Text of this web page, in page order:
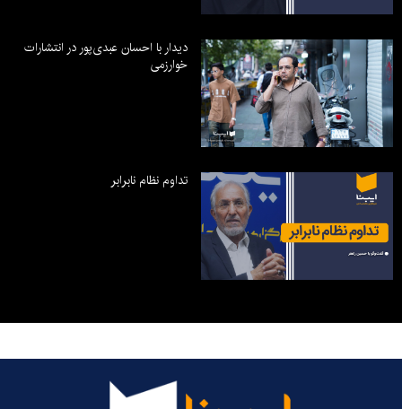
دیدار با احسان عبدی‌پور در انتشارات
خوارزمی
تداوم نظام نابرابر